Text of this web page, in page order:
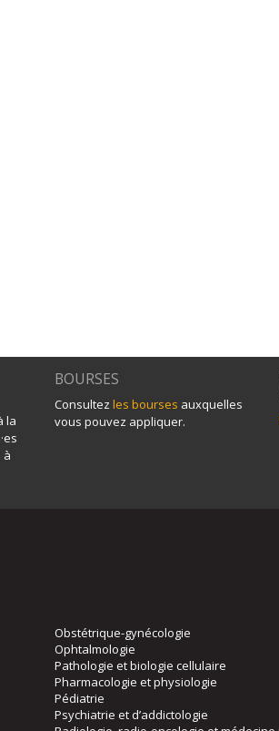
la
à
BOURSES
Consultez les bourses auxquelles
vous pouvez appliquer.
Obstétrique-gynécologie
Ophtalmologie
Pathologie et biologie cellulaire
Pharmacologie et physiologie
Pédiatrie
Psychiatrie et d’addictologie